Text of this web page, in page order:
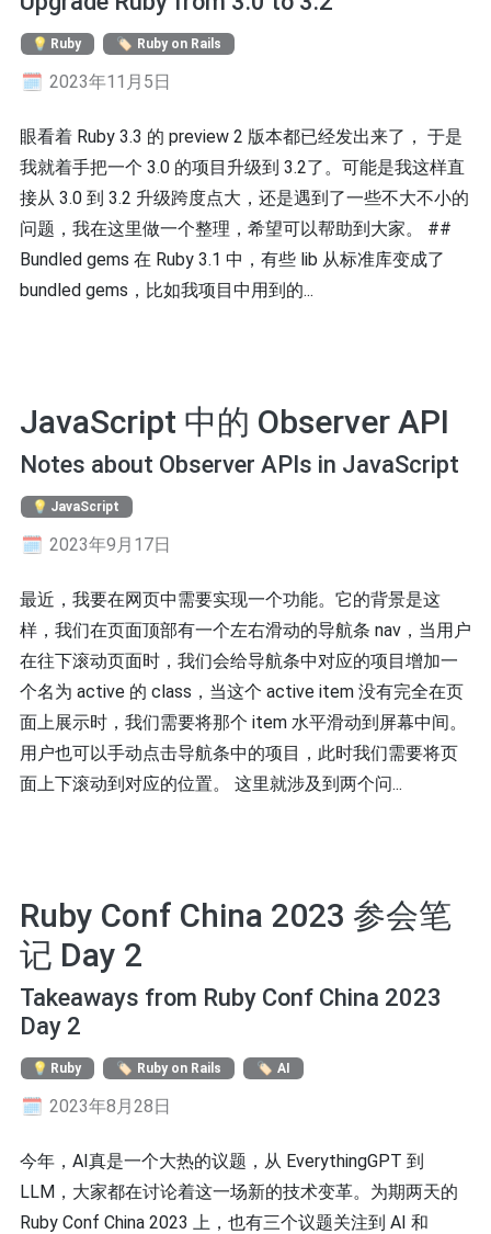
Ruby Ruby on Rails
2023年11月5日
眼看着 Ruby 3.3 的 preview 2 版本都已经发出来了， 于是
我就着手把一个 3.0 的项目升级到 3.2了。可能是我这样直
接从 3.0 到 3.2 升级跨度点大，还是遇到了一些不大不小的
问题，我在这里做一个整理，希望可以帮助到大家。 ##
Bundled gems 在 Ruby 3.1 中，有些 lib 从标准库变成了
bundled gems，比如我项目中用到的...
JavaScript 中的 Observer API
Notes about Observer APIs in JavaScript
JavaScript
2023年9月17日
最近，我要在网页中需要实现一个功能。它的背景是这
样，我们在页面顶部有一个左右滑动的导航条 nav，当用户
在往下滚动页面时，我们会给导航条中对应的项目增加一
个名为 active 的 class，当这个 active item 没有完全在页
面上展示时，我们需要将那个 item 水平滑动到屏幕中间。
用户也可以手动点击导航条中的项目，此时我们需要将页
面上下滚动到对应的位置。 这里就涉及到两个问...
Ruby Conf China 2023 参会笔
记 Day 2
Takeaways from Ruby Conf China 2023
Day 2
Ruby Ruby on Rails AI
2023年8月28日
今年，AI真是一个大热的议题，从 EverythingGPT 到
LLM，大家都在讨论着这一场新的技术变革。为期两天的
Ruby Conf China 2023 上，也有三个议题关注到 AI 和